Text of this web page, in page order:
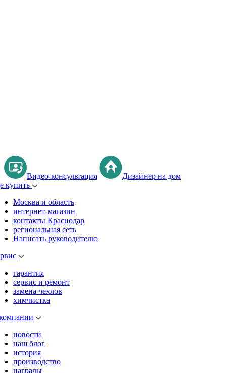
Видео-консультация
Дизайнер на дом
купить
Москва и область
интернет-магазин
контакты Краснодар
региональная сеть
Написать руководителю
гарантия
сервис и ремонт
замена чехлов
химчистка
новости
наш блог
история
производство
награды